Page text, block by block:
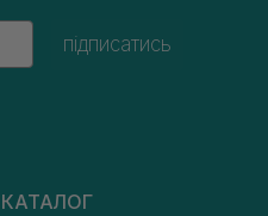
підписатись
КАТАЛОГ